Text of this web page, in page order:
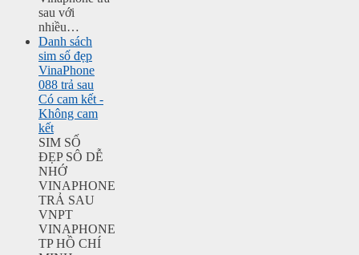
sau với
nhiều…
Danh sách
sim số đẹp
VinaPhone
088 trả sau
Có cam kết -
Không cam
kết
SIM SỐ
ĐẸP SÔ DỄ
NHỚ
VINAPHONE
TRẢ SAU
VNPT
VINAPHONE
TP HỒ CHÍ